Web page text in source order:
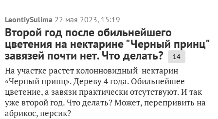
LeontiySulima 22 мая 2023, 15:19
Второй год после обильнейшего
цветения на нектарине "Черный принц"
завязей почти нет. Что делать? 14
На участке растет колонновидный нектарин
«Черный принц». Дереву 4 года. Обильнейшее
цветение, а завязи практически отсутствуют. И так
уже второй год. Что делать? Может, перепривить на
абрикос, персик?